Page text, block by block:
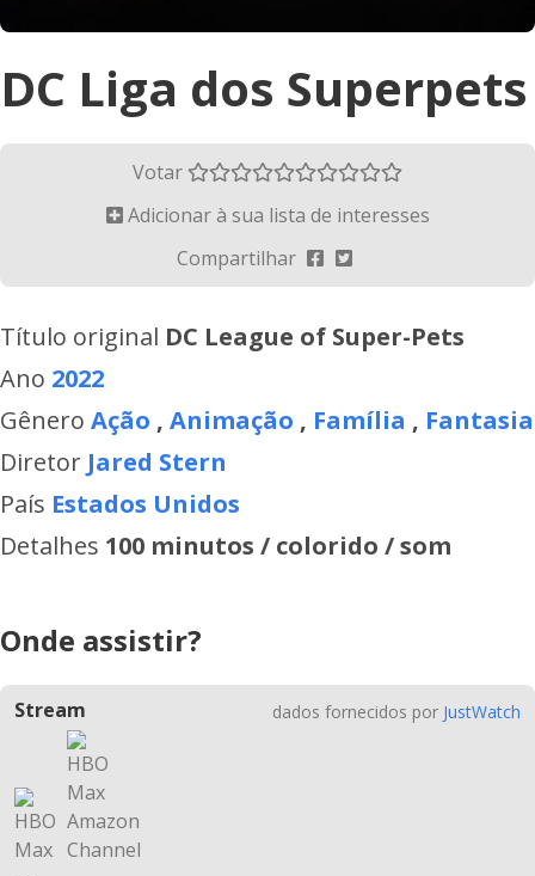
DC Liga dos Superpets
Votar
Adicionar à sua lista de interesses
Compartilhar
Título original DC League of Super-Pets
Ano 2022
Gênero Ação , Animação , Família , Fantasia
Diretor Jared Stern
País Estados Unidos
Detalhes 100 minutos / colorido / som
Onde assistir?
Stream dados fornecidos por JustWatch